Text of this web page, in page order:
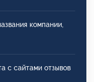
компании,
с сайтами отзывов